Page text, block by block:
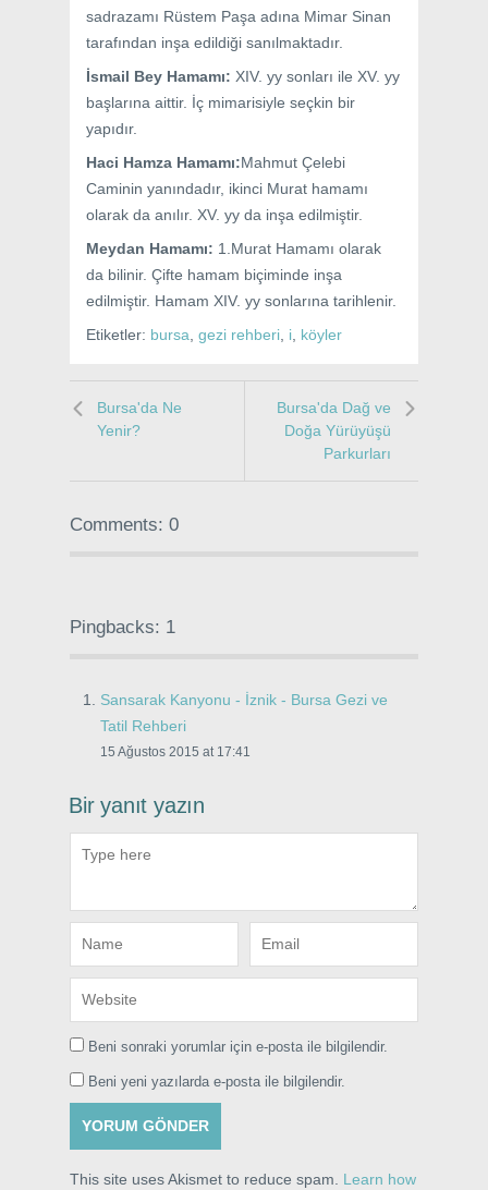
sadrazamı Rüstem Paşa adına Mimar Sinan
tarafından inşa edildiği sanılmaktadır.
İsmail Bey Hamamı: XIV. yy sonları ile XV. yy
başlarına aittir. İç mimarisiyle seçkin bir
yapıdır.
Haci Hamza Hamamı:Mahmut Çelebi
Caminin yanındadır, ikinci Murat hamamı
olarak da anılır. XV. yy da inşa edilmiştir.
Meydan Hamamı: 1.Murat Hamamı olarak
da bilinir. Çifte hamam biçiminde inşa
edilmiştir. Hamam XIV. yy sonlarına tarihlenir.
Etiketler: bursa gezi rehberi i köyler
Bursa'da Ne
Yenir?
Bursa'da Dağ ve
Doğa Yürüyüşü
Parkurları
Comments: 0
Pingbacks: 1
Sansarak Kanyonu - İznik - Bursa Gezi ve
Tatil Rehberi
15 Ağustos 2015 at 17:41
Bir yanıt yazın
Beni sonraki yorumlar için e-posta ile bilgilendir.
Beni yeni yazılarda e-posta ile bilgilendir.
This site uses Akismet to reduce spam. Learn how